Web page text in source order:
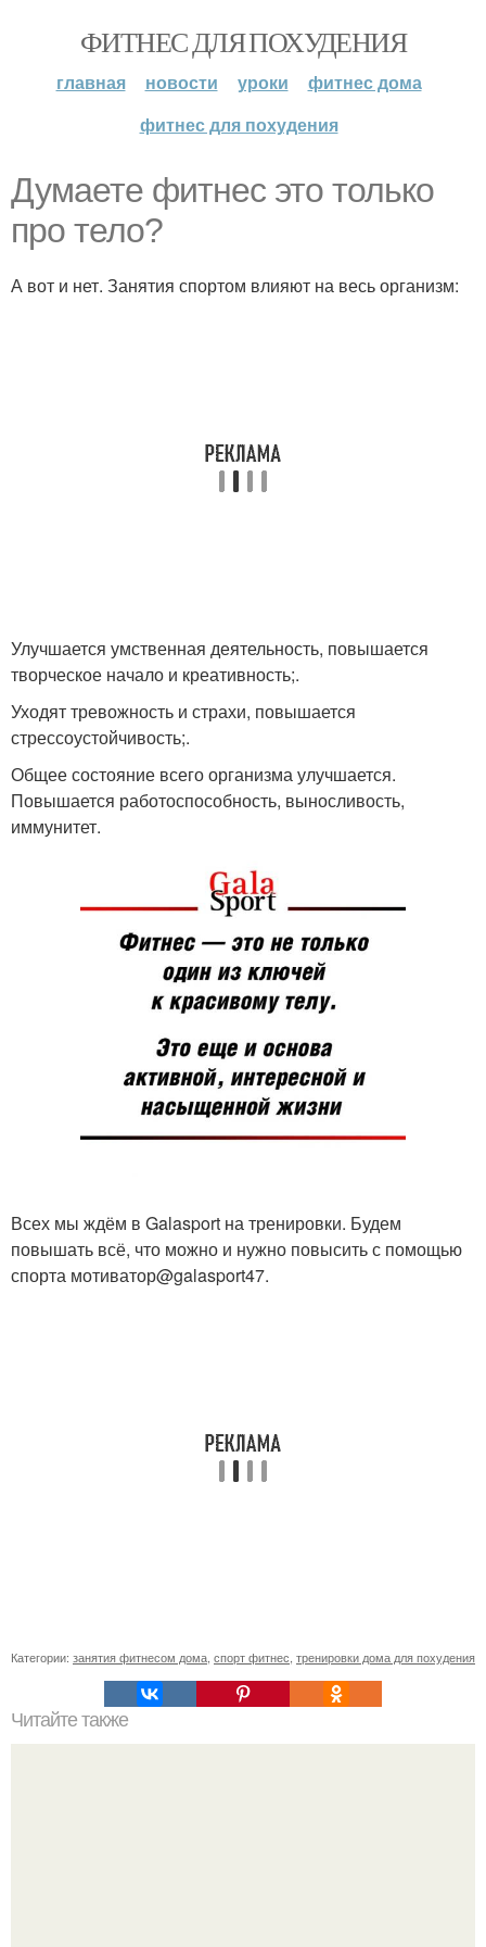
ФИТНЕС ДЛЯ ПОХУДЕНИЯ
главная новости уроки
фитнес дома
фитнес для похудения
Думаете фитнес это только
про тело?
А вот и нет. Занятия спортом влияют на весь организм:
Улучшается умственная деятельность, повышается
творческое начало и креативность;.
Уходят тревожность и страхи, повышается
стрессоустойчивость;.
Общее состояние всего организма улучшается.
Повышается работоспособность, выносливость,
иммунитет.
Всех мы ждём в Galasport на тренировки. Будем
повышать всё, что можно и нужно повысить с помощью
спорта мотиватор@galasport47.
Категории: занятия фитнесом дома спорт фитнес тренировки дома для похудения
Читайте также